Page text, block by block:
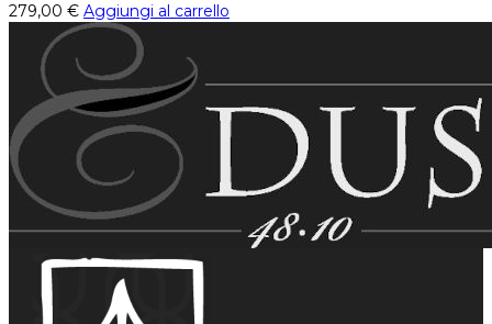
279,00 € Aggiungi al carrello